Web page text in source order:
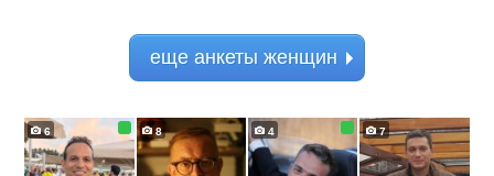
еще анкеты женщин
6 8 4 7